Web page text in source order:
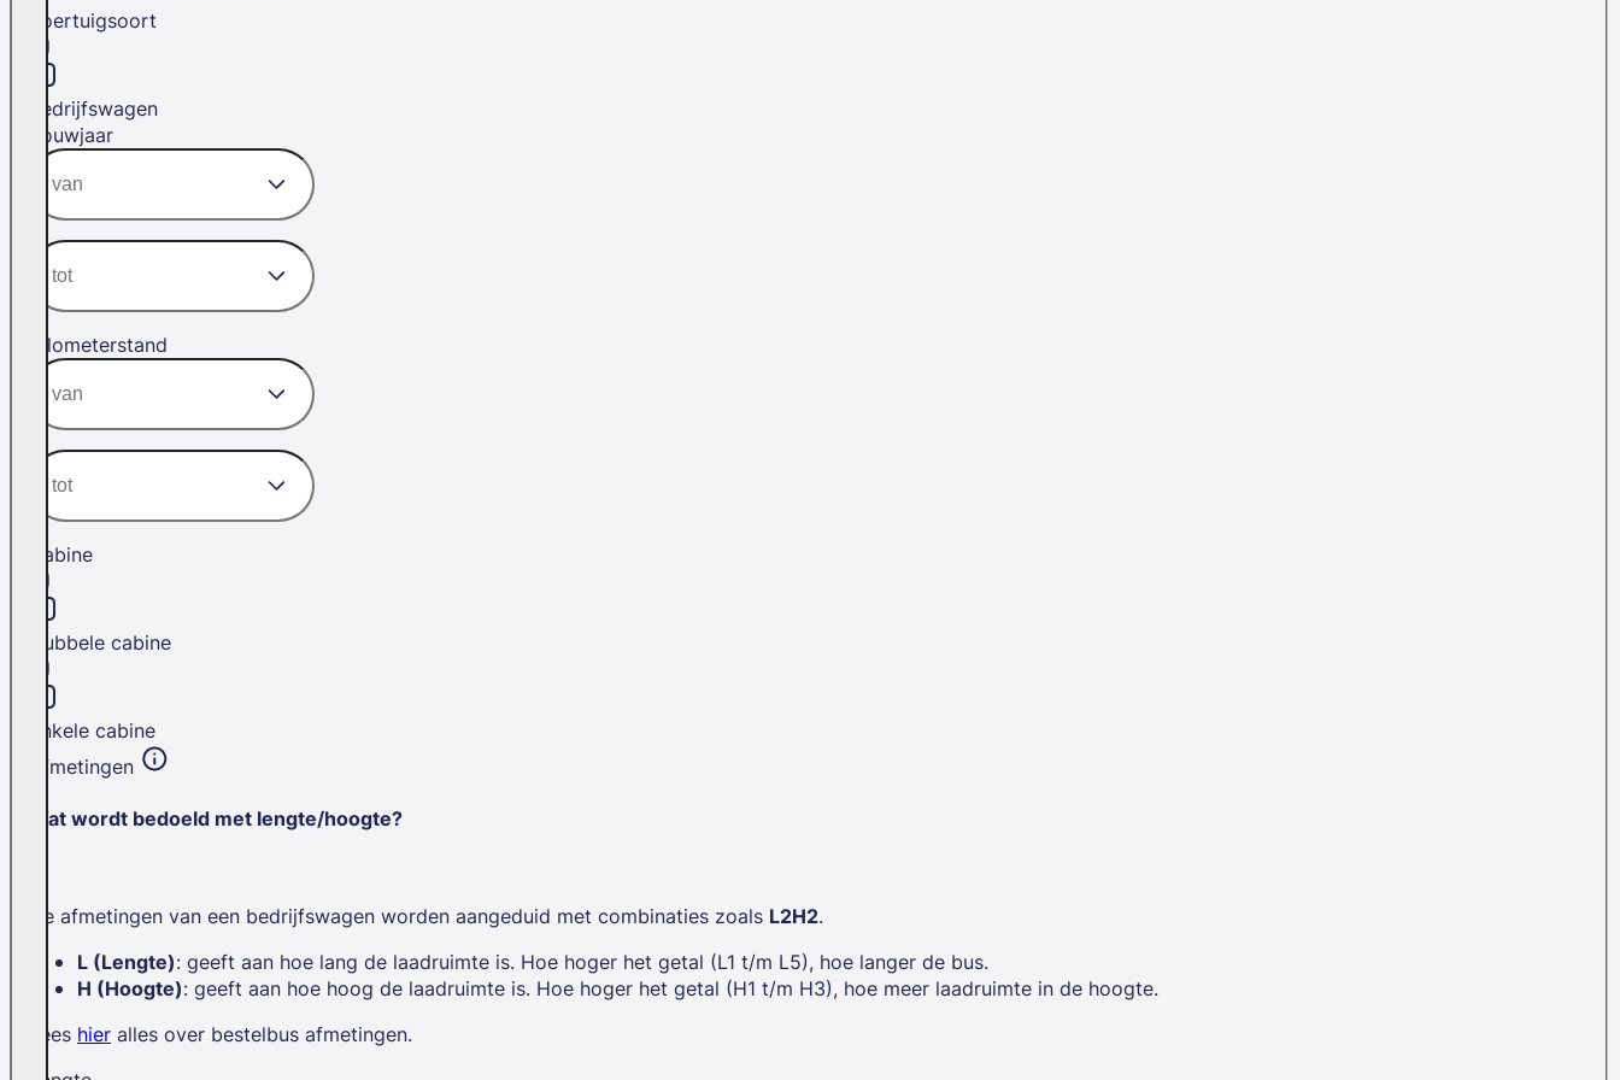
Voertuigsoort
Bedrijfswagen
Bouwjaar
Kilometerstand
Cabine
Dubbele cabine
Enkele cabine
Afmetingen
Wat wordt bedoeld met lengte/hoogte?
De afmetingen van een bedrijfswagen worden aangeduid met combinaties zoals L2H2.
L (Lengte): geeft aan hoe lang de laadruimte is. Hoe hoger het getal (L1 t/m L5), hoe langer de bus.
H (Hoogte): geeft aan hoe hoog de laadruimte is. Hoe hoger het getal (H1 t/m H3), hoe meer laadruimte in de hoogte.
Lees hier alles over bestelbus afmetingen.